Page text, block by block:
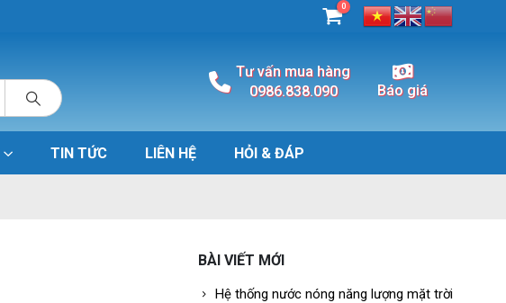
0
Tư vấn mua hàng
0986.838.090
Báo giá
TIN TỨC LIÊN HỆ HỎI & ĐÁP
BÀI VIẾT MỚI
Hệ thống nước nóng năng lượng mặt trời